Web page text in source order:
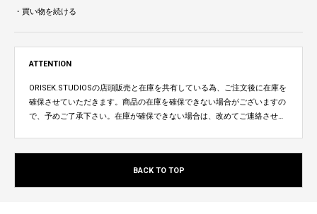
・買い物を続ける
ATTENTION
ORISEK.STUDIOSの店頭販売と在庫を共有している為、ご注文後に在庫を
確保させていただきます。商品の在庫を確保できない場合がございますの
で、予めご了承下さい。在庫が確保できない場合は、改めてご連絡させて
BACK TO TOP